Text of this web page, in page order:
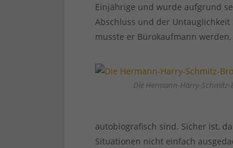
Einjährige und wurde aufgrund
Abschluss und der
musste er Bürokaufmann
Die Hermann-Harry-
autobiografisch sind. Sicher ist,
Situationen nicht einfach